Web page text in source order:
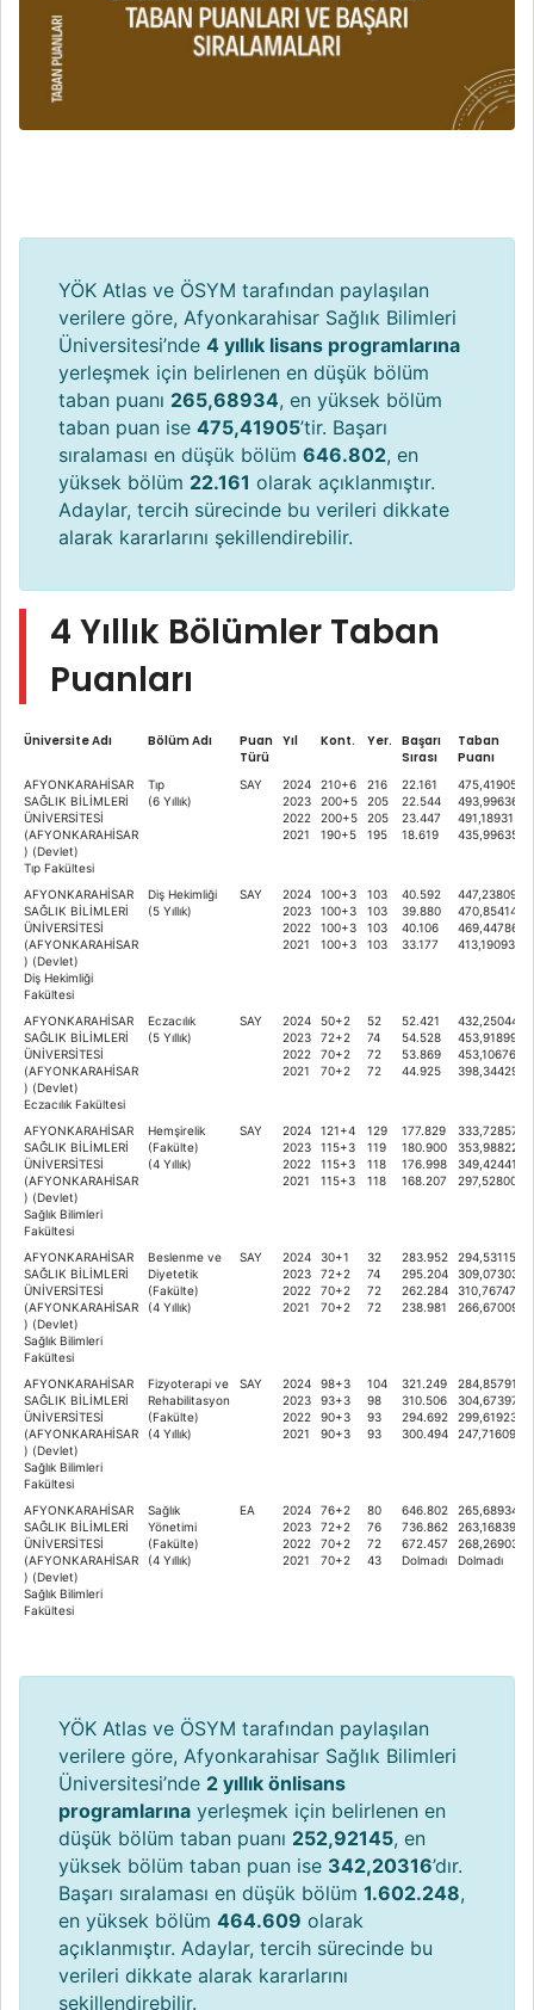
YÖK Atlas ve ÖSYM tarafından paylaşılan
verilere göre, Afyonkarahisar Sağlık Bilimleri
Üniversitesi’nde 4 yıllık lisans programlarına
yerleşmek için belirlenen en düşük bölüm
taban puanı 265,68934, en yüksek bölüm
taban puan ise 475,41905’tir. Başarı
sıralaması en düşük bölüm 646.802, en
yüksek bölüm 22.161 olarak açıklanmıştır.
Adaylar, tercih sürecinde bu verileri dikkate
alarak kararlarını şekillendirebilir.
4 Yıllık Bölümler Taban
Puanları
Üniversite Adı Bölüm Adı
Puan
Türü
Yıl Kont. Yer. Başarı
Sırası
Taban
Puanı
AFYONKARAHİSAR
SAĞLIK BİLİMLERİ
ÜNİVERSİTESİ
(AFYONKARAHİSAR
) (Devlet)
Tıp Fakültesi
Tıp
(6 Yıllık)
SAY
2024
2023
2022
2021
210+6
200+5
200+5
190+5
216
205
205
195
22.161
22.544
23.447
18.619
475,41905
493,99636
491,18931
435,99635
AFYONKARAHİSAR
SAĞLIK BİLİMLERİ
ÜNİVERSİTESİ
(AFYONKARAHİSAR
) (Devlet)
Diş Hekimliği
Fakültesi
Diş Hekimliği
(5 Yıllık)
SAY
2024
2023
2022
2021
100+3
100+3
100+3
100+3
103
103
103
103
40.592
39.880
40.106
33.177
447,23809
470,85414
469,44786
413,19093
AFYONKARAHİSAR
SAĞLIK BİLİMLERİ
ÜNİVERSİTESİ
(AFYONKARAHİSAR
) (Devlet)
Eczacılık Fakültesi
Eczacılık
(5 Yıllık)
SAY
2024
2023
2022
2021
50+2
72+2
70+2
70+2
52
74
72
72
52.421
54.528
53.869
44.925
432,25044
453,91899
453,10676
398,34429
AFYONKARAHİSAR
SAĞLIK BİLİMLERİ
ÜNİVERSİTESİ
(AFYONKARAHİSAR
) (Devlet)
Sağlık Bilimleri
Fakültesi
Hemşirelik
(Fakülte)
(4 Yıllık)
SAY
2024
2023
2022
2021
121+4
115+3
115+3
115+3
129
119
118
118
177.829
180.900
176.998
168.207
333,72857
353,98822
349,42441
297,52800
AFYONKARAHİSAR
SAĞLIK BİLİMLERİ
ÜNİVERSİTESİ
(AFYONKARAHİSAR
) (Devlet)
Sağlık Bilimleri
Fakültesi
Beslenme ve
Diyetetik
(Fakülte)
(4 Yıllık)
SAY
2024
2023
2022
2021
30+1
72+2
70+2
70+2
32
74
72
72
283.952
295.204
262.284
238.981
294,53115
309,07303
310,76747
266,67009
AFYONKARAHİSAR
SAĞLIK BİLİMLERİ
ÜNİVERSİTESİ
(AFYONKARAHİSAR
) (Devlet)
Sağlık Bilimleri
Fakültesi
Fizyoterapi ve
Rehabilitasyon
(Fakülte)
(4 Yıllık)
SAY
2024
2023
2022
2021
98+3
93+3
90+3
90+3
104
98
93
93
321.249
310.506
294.692
300.494
284,85791
304,67397
299,61923
247,71609
AFYONKARAHİSAR
SAĞLIK BİLİMLERİ
ÜNİVERSİTESİ
(AFYONKARAHİSAR
) (Devlet)
Sağlık Bilimleri
Fakültesi
Sağlık
Yönetimi
(Fakülte)
(4 Yıllık)
EA
2024
2023
2022
2021
76+2
72+2
70+2
70+2
80
76
72
43
646.802
736.862
672.457
Dolmadı
265,68934
263,16839
268,26903
Dolmadı
YÖK Atlas ve ÖSYM tarafından paylaşılan
verilere göre, Afyonkarahisar Sağlık Bilimleri
Üniversitesi’nde 2 yıllık önlisans
programlarına yerleşmek için belirlenen en
düşük bölüm taban puanı 252,92145, en
yüksek bölüm taban puan ise 342,20316’dır.
Başarı sıralaması en düşük bölüm 1.602.248,
en yüksek bölüm 464.609 olarak
açıklanmıştır. Adaylar, tercih sürecinde bu
verileri dikkate alarak kararlarını
şekillendirebilir.